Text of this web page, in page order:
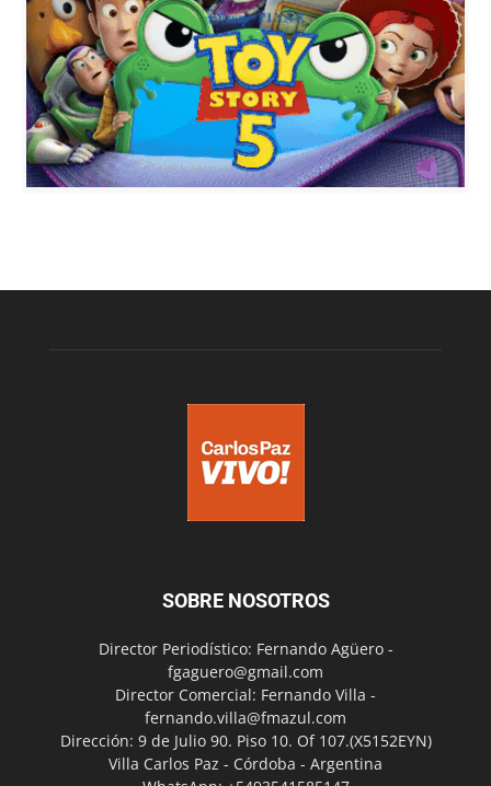
SOBRE NOSOTROS
Director Periodístico: Fernando Agüero -
fgaguero@gmail.com
Director Comercial: Fernando Villa -
fernando.villa@fmazul.com
Dirección: 9 de Julio 90. Piso 10. Of 107.(X5152EYN)
Villa Carlos Paz - Córdoba - Argentina